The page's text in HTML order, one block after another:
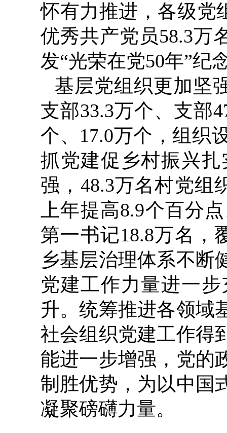
怀有力推进，各级党
优秀共产党员58.3万
发“光荣在党50年”纪
基层党组织更加坚
支部33.3万个、支部
个、17.0万个，组织
抓党建促乡村振兴
强，48.3万名村党组
上年提高8.9个百分
第一书记18.8万名，
乡基层治理体系不断
党建工作力量进一
升。统筹推进各领域
社会组织党建工作得
能进一步增强，党的
制胜优势，为以中国
凝聚磅礴力量。